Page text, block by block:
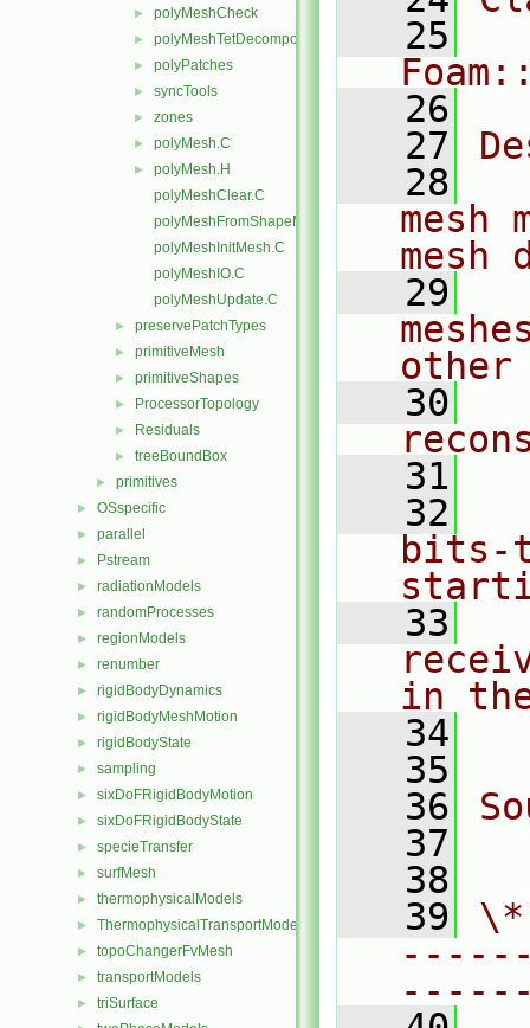
► polyMeshCheck
► polyMeshTetDecomposition
► polyPatches
► syncTools
► zones
► polyMesh.C
►
polyMesh.H
polyMeshClear.C
polyMeshFromShapeMesh.C
polyMeshInitMesh.C
polyMeshIO.C
polyMeshUpdate.C
► preservePatchTypes
► primitiveMesh
► primitiveShapes
► ProcessorTopology
► Residuals
► treeBoundBox
► primitives
► OSspecific
► parallel
► Pstream
► radiationModels
► randomProcesses
► regionModels
► renumber
► rigidBodyDynamics
► rigidBodyMeshMotion
► rigidBodyState
► sampling
► sixDoFRigidBodyMotion
► sixDoFRigidBodyState
► specieTransfer
► surfMesh
► thermophysicalModels
► ThermophysicalTransportModels
► topoChangerFvMesh
► transportModels
► triSurface
   25
   26
   27
   28
mesh
   29
other
   30
   31
   32
bits-
   33
in
   34
   35
   36
   37
   38
   39